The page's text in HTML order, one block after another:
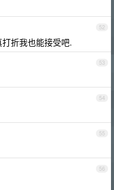
52
折我也能接受吧.
53
54
55
56